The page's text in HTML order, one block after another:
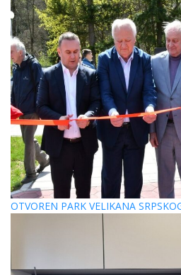
OTVOREN PARK VELIKANA